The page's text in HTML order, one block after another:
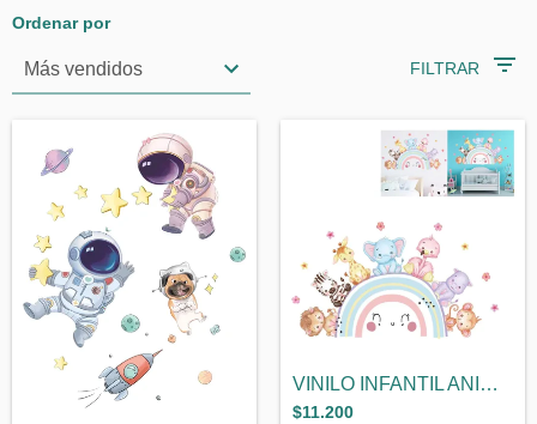
Ordenar por
FILTRAR
VINILO INFANTIL ANIMALES Y ARCOIRIS
$11.200